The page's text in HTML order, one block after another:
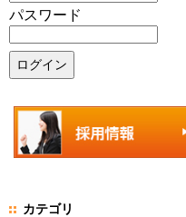
パスワード
カテゴリ